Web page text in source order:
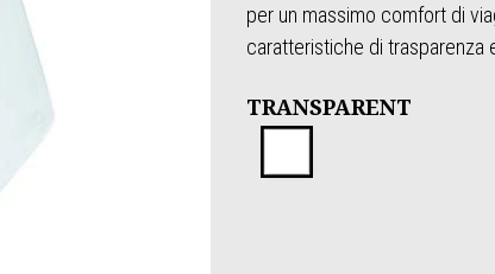
per un massimo comfort di
caratteristiche di trasparenza
TRANSPARENT